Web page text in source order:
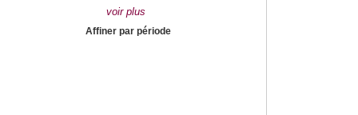
voir plus
Affiner par période